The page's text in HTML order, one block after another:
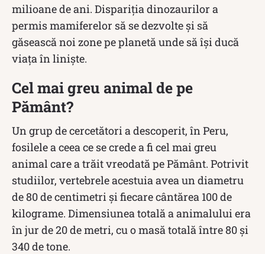
milioane de ani. Dispariția dinozaurilor a
permis mamiferelor să se dezvolte și să
găsească noi zone pe planetă unde să își ducă
viața în liniște.
Cel mai greu animal de pe
Pământ?
Un grup de cercetători a descoperit, în Peru,
fosilele a ceea ce se crede a fi cel mai greu
animal care a trăit vreodată pe Pământ. Potrivit
studiilor, vertebrele acestuia avea un diametru
de 80 de centimetri și fiecare cântărea 100 de
kilograme. Dimensiunea totală a animalului era
în jur de 20 de metri, cu o masă totală între 80 și
340 de tone.